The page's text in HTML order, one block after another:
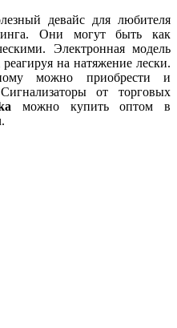
девайс для любителя
Они могут быть как
Электронная модель
на натяжение лески.
можно приобрести и
от торговых
можно купить оптом в